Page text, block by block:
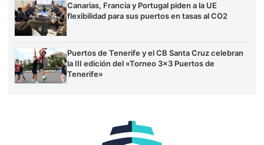
Canarias, Francia y Portugal piden a la UE
flexibilidad para sus puertos en tasas al CO2
Puertos de Tenerife y el CB Santa Cruz celebran
la III edición del «Torneo 3×3 Puertos de
Tenerife»